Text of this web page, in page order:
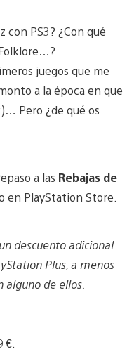
con PS3? ¿Con qué
juegos que me
a la época en que
Pero ¿de qué os
a las Rebajas de
en PlayStation Store.
descuento adicional
Plus, a menos
alguno de ellos.
€.